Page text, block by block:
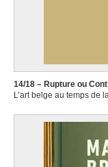
14/18 – Rupture ou
L’art belge au temps de